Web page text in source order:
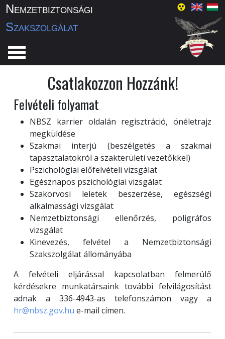
Nemzetbiztonsági
Szakszolgálat
Csatlakozzon Hozzánk!
Felvételi folyamat
NBSZ karrier oldalán regisztráció, önéletrajz
megküldése
Szakmai interjú (beszélgetés a szakmai
tapasztalatokról a szakterületi vezetőkkel)
Pszichológiai előfelvételi vizsgálat
Egésznapos pszichológiai vizsgálat
Szakorvosi leletek beszerzése, egészségi
alkalmassági vizsgálat
Nemzetbiztonsági ellenőrzés, poligráfos
vizsgálat
Kinevezés, felvétel a Nemzetbiztonsági
Szakszolgálat állományába
A felvételi eljárással kapcsolatban felmerülő
kérdésekre munkatársaink további felvilágosítást
adnak a 336-4943-as telefonszámon vagy a
hr@nbsz.gov.hu e-mail címen.